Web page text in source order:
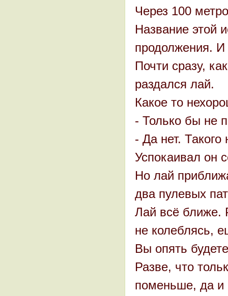
Через 100
Название этой
продолжения.
Почти сразу,
раздался лай.
Какое то
- Только бы не
- Да нет. Такого
Успокаивал он
Но лай
два пулевых
Лай всё ближе.
не колеблясь,
Вы опять
Разве, что
поменьше, да и